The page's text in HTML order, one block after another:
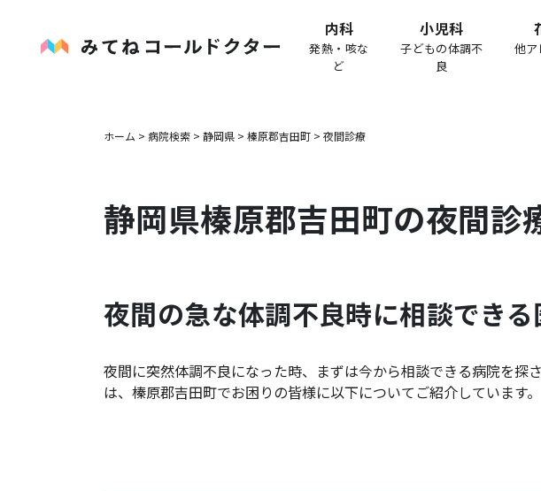
内科
発熱・咳な
ど
小児科
子どもの体調不
良
他ア
ホーム > 病院検索 > 静岡県 > 榛原郡吉田町 > 夜間診療
静岡県榛原郡吉田町の夜間診
夜間の急な体調不良時に相談でき
夜間に突然体調不良になった時、まずは今から相談できる病院を探
は、 榛原郡吉田町でお困りの皆様に以下についてご紹介しています。